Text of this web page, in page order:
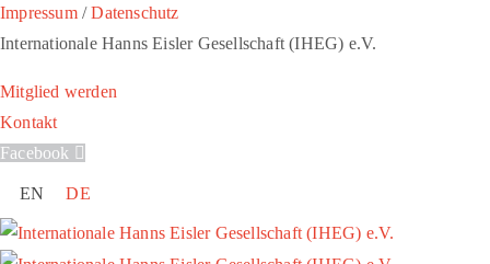
Impressum/Datenschutz
Internationale Hanns Eisler Gesellschaft (IHEG) e.V.
Mitglied werden
Kontakt
Facebook
EN DE